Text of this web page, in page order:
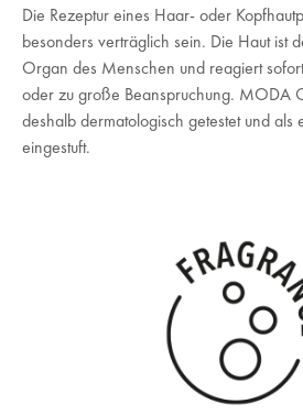
Die Rezeptur eines Haar- oder
besonders verträglich sein. Die Haut ist
Organ des Menschen und reagiert
oder zu große Beanspruchung. MODA
deshalb dermatologisch getestet und
eingestuft.